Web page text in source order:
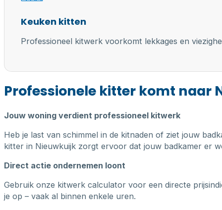
Keuken kitten
Professioneel kitwerk voorkomt lekkages en
Professionele kitter komt naar
Jouw woning verdient professioneel kitwerk
Heb je last van schimmel in de kitnaden of ziet jouw
kitter in Nieuwkuijk zorgt ervoor dat jouw badkamer er
Direct actie ondernemen loont
Gebruik onze kitwerk calculator voor een directe
je op – vaak al binnen enkele uren.